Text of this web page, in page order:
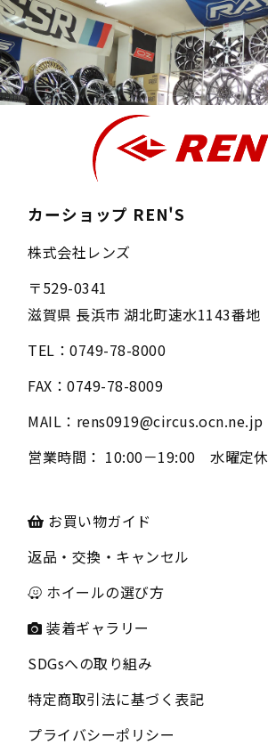
カーショップ REN'S
株式会社レンズ
〒529-0341
滋賀県 長浜市 湖北町速水1143番地
TEL：0749-78-8000
FAX：0749-78-8009
MAIL： rens0919@circus.ocn.ne.jp
営業時間： 10:00－19:00 水曜定休
お買い物ガイド
返品・交換・キャンセル
ホイールの選び方
装着ギャラリー
SDGsへの取り組み
特定商取引法に基づく表記
プライバシーポリシー